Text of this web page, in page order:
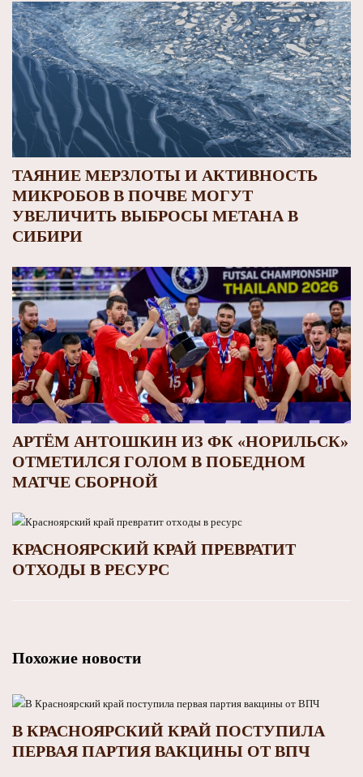
ТАЯНИЕ МЕРЗЛОТЫ И АКТИВНОСТЬ
МИКРОБОВ В ПОЧВЕ МОГУТ
УВЕЛИЧИТЬ ВЫБРОСЫ МЕТАНА В
СИБИРИ
АРТЁМ АНТОШКИН ИЗ ФК «НОРИЛЬСК»
ОТМЕТИЛСЯ ГОЛОМ В ПОБЕДНОМ
МАТЧЕ СБОРНОЙ
КРАСНОЯРСКИЙ КРАЙ ПРЕВРАТИТ
ОТХОДЫ В РЕСУРС
Похожие новости
В КРАСНОЯРСКИЙ КРАЙ ПОСТУПИЛА
ПЕРВАЯ ПАРТИЯ ВАКЦИНЫ ОТ ВПЧ